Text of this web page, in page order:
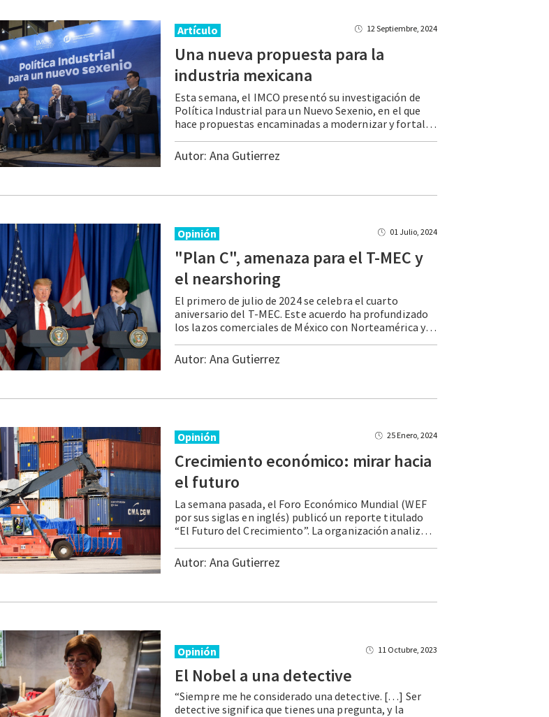
Artículo 12 Septiembre, 2024
Una nueva propuesta para la
industria mexicana
Esta semana, el IMCO presentó su investigación de
Política Industrial para un Nuevo Sexenio, en el que
hace propuestas encaminadas a modernizar y fortalecer la industria de México en el marco de la nueva administración. Estas se basan en evidencia sobre la situación del país y buscan incrementar la competitividad de la industria manufacturera para atender retos que … Continue reading Una nueva propuesta para la industria mexicana
Autor: Ana Gutierrez
Opinión 01 Julio, 2024
"Plan C", amenaza para el T-MEC y
el nearshoring
El primero de julio de 2024 se celebra el cuarto
aniversario del T-MEC. Este acuerdo ha profundizado
los lazos comerciales de México con Norteamérica y ha jugado un papel clave en la atracción de inversión extranjera al país. Con el T-MEC, México se ha consolidado como el principal socio comercial de Estados Unidos, destino de … Continue reading “Plan C”, amenaza para el T-MEC y el nearshoring
Autor: Ana Gutierrez
Opinión 25 Enero, 2024
Crecimiento económico: mirar hacia
el futuro
La semana pasada, el Foro Económico Mundial (WEF
por sus siglas en inglés) publicó un reporte titulado
“El Futuro del Crecimiento”. La organización analiza las tendencias económicas del mundo, pero con una perspectiva que va más allá de las tasas anuales y contempla variables que son importantes para asegurar un balance entre el crecimiento futuro y otras prioridades … Continue reading Crecimiento económico: mirar hacia el futuro
Autor: Ana Gutierrez
Opinión 11 Octubre, 2023
El Nobela una detective
“Siempre me he considerado una detective. […] Ser
detective significa que tienes una pregunta, y la